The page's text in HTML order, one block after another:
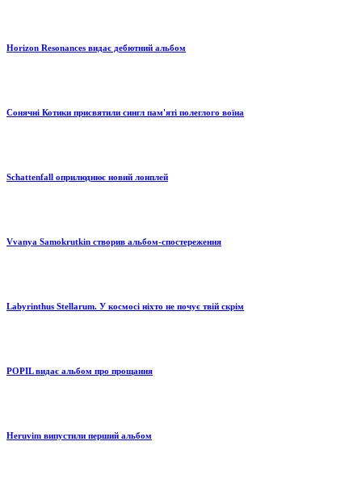
Horizon Resonances видає дебютний альбом
Сонячні Котики присвятили сингл пам'яті полеглого воїна
Schattenfall оприлюднює новий лонплей
Vvanya Samokrutkin створив альбом-спостереження
Labyrinthus Stellarum. У космосі ніхто не почує твій скрім
POPIL видає альбом про прощання
Heruvim випустили перший альбом